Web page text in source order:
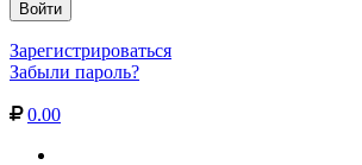
Зарегистрироваться
Забыли пароль?
0.00